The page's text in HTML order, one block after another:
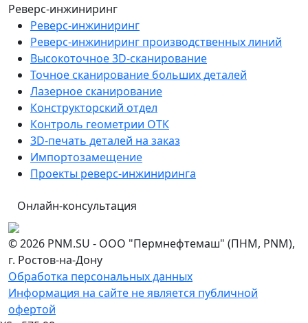
Реверс-инжиниринг
Реверс-инжиниринг
Реверс-инжиниринг производственных линий
Высокоточное 3D-сканирование
Точное сканирование больших деталей
Лазерное сканирование
Конструкторский отдел
Контроль геометрии ОТК
3D-печать деталей на заказ
Импортозамещение
Проекты реверс-инжиниринга
© 2026 PNM.SU - ООО "Пермнефтемаш" (ПНМ, PNM),
г. Ростов-на-Дону
Обработка персональных данных
Информация на сайте не является публичной
офертой
Онлайн-консультация